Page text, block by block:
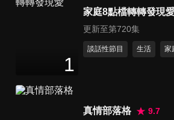
第7集 職場
53 分鐘
1
家庭8點檔轉轉發現
更新至第720集
談話性節目 生活 家
真情部落格
9.7